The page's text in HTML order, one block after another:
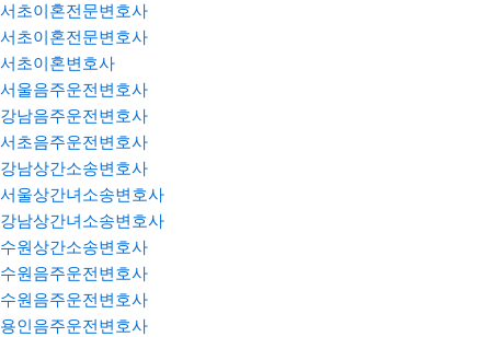
서초이혼전문변호사
서초이혼전문변호사
서초이혼변호사
서울음주운전변호사
강남음주운전변호사
서초음주운전변호사
강남상간소송변호사
서울상간녀소송변호사
강남상간녀소송변호사
수원상간소송변호사
수원음주운전변호사
수원음주운전변호사
용인음주운전변호사